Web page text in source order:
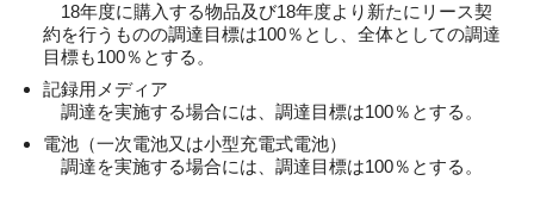
18年度に購入する物品及び18年度より新たにリース契
約を行うものの調達目標は100％とし、全体としての調達
目標も100％とする。
記録用メディア
調達を実施する場合には、調達目標は100％とする。
電池（一次電池又は小型充電式電池）
調達を実施する場合には、調達目標は100％とする。